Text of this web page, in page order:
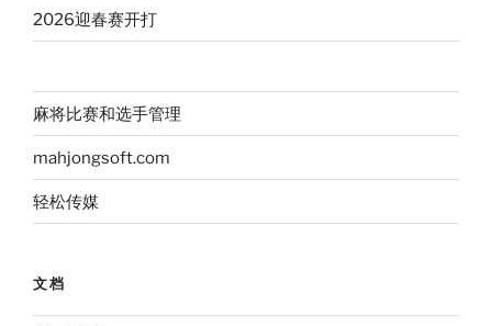
2026迎春赛开打
麻将比赛和选手管理
mahjongsoft.com
轻松传媒
文档